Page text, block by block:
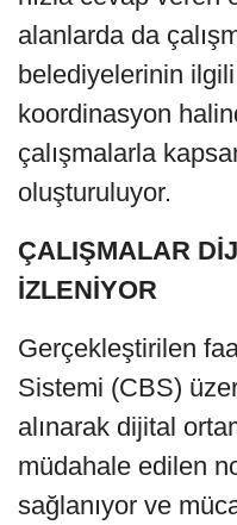
alanlarda da
belediyelerinin
koordinasyon
çalışmalarla
oluşturuluyor.
ÇALIŞMALAR
İZLENİYOR
Gerçekleştirilen
Sistemi (CBS)
alınarak dijital
müdahale edilen
sağlanıyor ve